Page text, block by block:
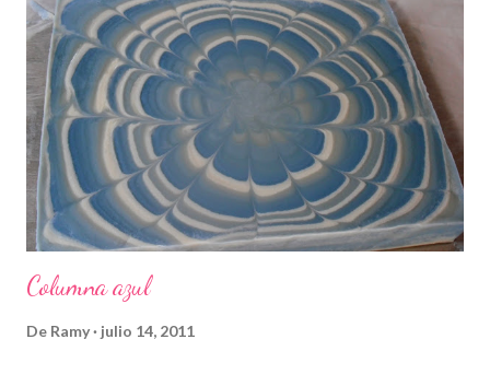
Columna azul
De Ramy julio 14, 2011